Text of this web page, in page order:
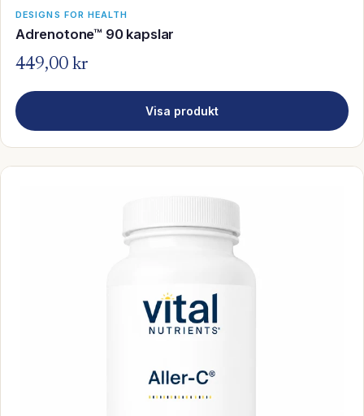
DESIGNS FOR HEALTH
Adrenotone™ 90 kapslar
449,00 kr
Visa produkt